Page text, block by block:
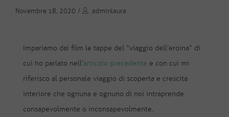
Novembre 18, 2020 / adminlaura
Impariamo dai film le tappe del “viaggio dell’eroina” di
cui ho parlato nell’articolo precedente e con cui mi
riferisco al personale viaggio di scoperta e crescita
interiore che ognuna e ognuno di noi intraprende
consapevolmente o inconsapevolmente.